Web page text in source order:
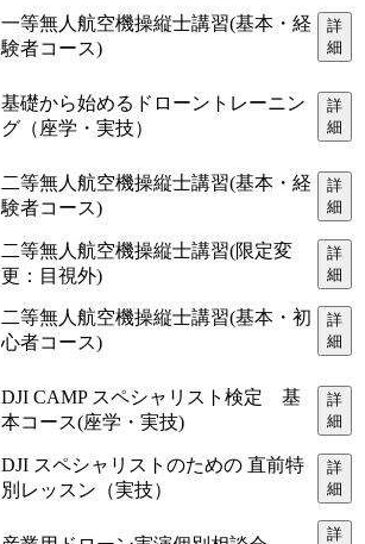
一等無人航空機操縦士講習(基本・経
験者コース)
詳
細
基礎から始めるドローントレーニン
グ（座学・実技）
詳
細
二等無人航空機操縦士講習(基本・経
験者コース)
詳
細
二等無人航空機操縦士講習(限定変
更：目視外)
詳
細
二等無人航空機操縦士講習(基本・初
心者コース)
詳
細
DJI CAMP スペシャリスト検定 基
本コース(座学・実技)
詳
細
DJI スペシャリストのための 直前特
別レッスン（実技）
詳
細
詳